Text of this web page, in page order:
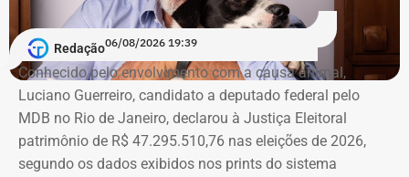
Inaugurado em 5 de janeiro de 1941 com a presença de Darcy
Vargas e capacidade para 1.800 espectadores, o espaço era
considerado um dos “palácios cinematográficos” do
subúrbio. Agora, com a posse do poder público, a Prefeitura
do Rio iniciará a elaboração dos projetos executivos e o
processo licitatório para o início das obras.
Banco Master provoca perda integral
de R$ 222,8 milhões
Um dos principais choques do exercício veio do setor
financeiro. A Cedae mantinha R$ 222,8 milhões aplicados
em Certificados de Depósito Bancário (CDBs) emitidos
pelo Banco Master. Em 18 de novembro de 2025, após a
Redação06/08/2026 19:39
Conhecido pelo envolvimento com a causa animal,
Luciano Guerreiro, candidato a deputado federal pelo
MDB no Rio de Janeiro, declarou à Justiça Eleitoral
patrimônio de R$ 47.295.510,76 nas eleições de 2026,
segundo os dados exibidos nos prints do sistema